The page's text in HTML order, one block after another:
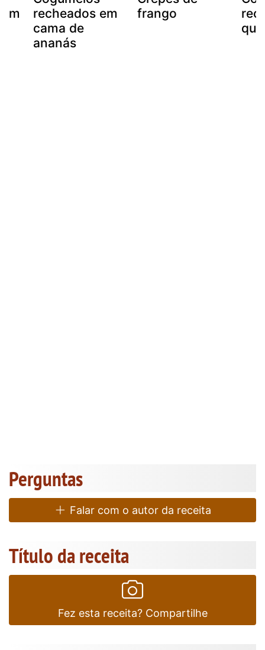
recheados em
cama de
ananás
frango
Perguntas
Falar com o autor da receita
Título da receita
Fez esta receita? Compartilhe